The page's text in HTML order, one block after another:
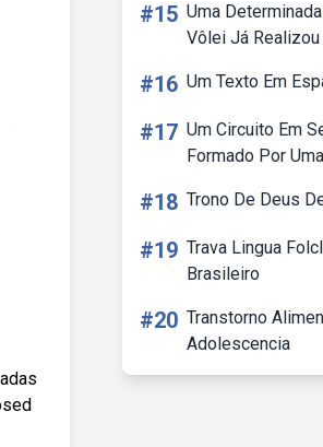
#15 Uma
Vôlei Já Realizou
#16 Um Texto Em
#17 Um Circuito Em
Formado Por
#18 Trono De Deus
#19 Trava Lingua
Brasileiro
#20 Transtorno
Adolescencia